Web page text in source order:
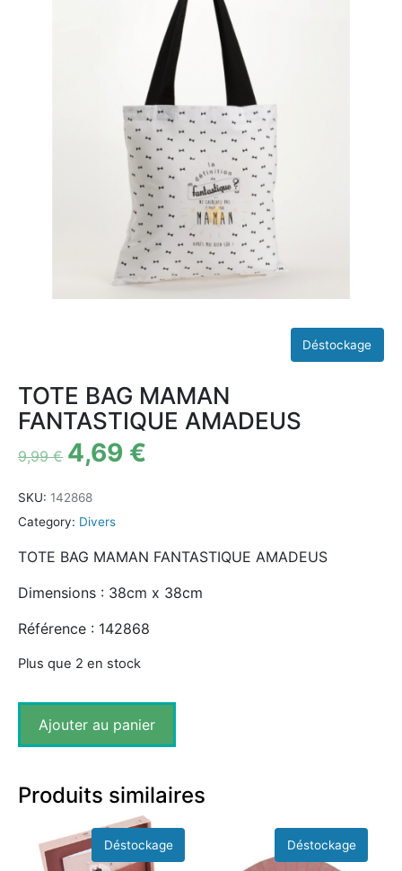
TOTE BAG MAMAN
FANTASTIQUE AMADEUS
9,99€ 4,69 €
SKU: 142868
Category: Divers
TOTE BAG MAMAN FANTASTIQUE AMADEUS
Dimensions : 38cm x 38cm
Référence : 142868
Plus que 2 en stock
Ajouter au panier
Produits similaires